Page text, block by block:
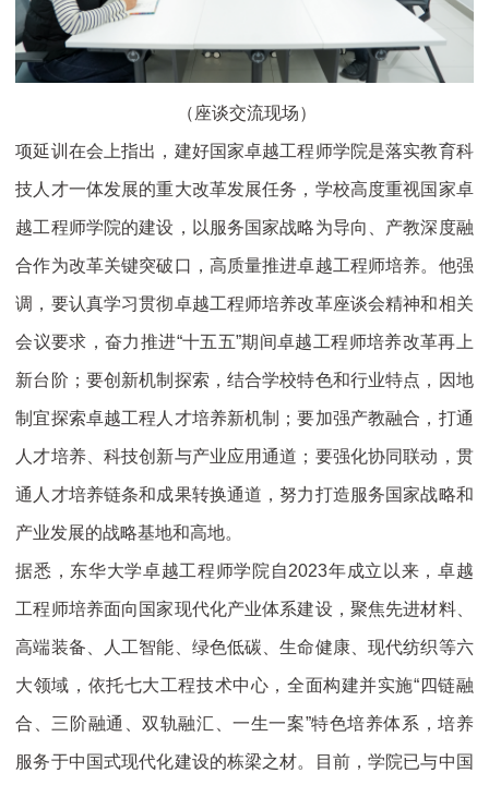
（座谈交流现场）
项延训在会上指出，建好国家卓越工程师学院是落实教育科
技人才一体发展的重大改革发展任务，学校高度重视国家卓
越工程师学院的建设，以服务国家战略为导向、产教深度融
合作为改革关键突破口，高质量推进卓越工程师培养。他强
调，要认真学习贯彻卓越工程师培养改革座谈会精神和相关
会议要求，奋力推进“十五五”期间卓越工程师培养改革再上
新台阶；要创新机制探索，结合学校特色和行业特点，因地
制宜探索卓越工程人才培养新机制；要加强产教融合，打通
人才培养、科技创新与产业应用通道；要强化协同联动，贯
通人才培养链条和成果转换通道，努力打造服务国家战略和
产业发展的战略基地和高地。
据悉，东华大学卓越工程师学院自2023年成立以来，卓越
工程师培养面向国家现代化产业体系建设，聚焦先进材料、
高端装备、人工智能、绿色低碳、生命健康、现代纺织等六
大领域，依托七大工程技术中心，全面构建并实施“四链融
合、三阶融通、双轨融汇、一生一案”特色培养体系，培养
服务于中国式现代化建设的栋梁之材。目前，学院已与中国